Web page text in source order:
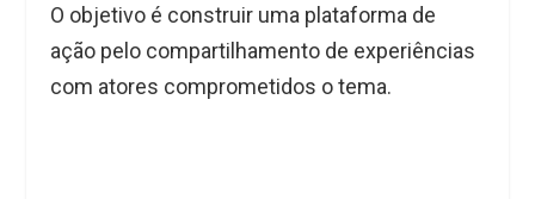
O objetivo é construir uma plataforma de
ação pelo compartilhamento de experiências
com atores comprometidos o tema.